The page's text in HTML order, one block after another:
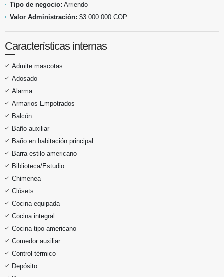
Tipo de negocio: Arriendo
Valor Administración: $3.000.000 COP
Características internas
Admite mascotas
Adosado
Alarma
Armarios Empotrados
Balcón
Baño auxiliar
Baño en habitación principal
Barra estilo americano
Biblioteca/Estudio
Chimenea
Clósets
Cocina equipada
Cocina integral
Cocina tipo americano
Comedor auxiliar
Control térmico
Depósito